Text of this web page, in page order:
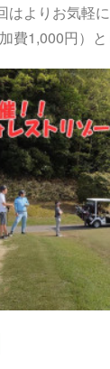
よりお気軽
費1,000円）